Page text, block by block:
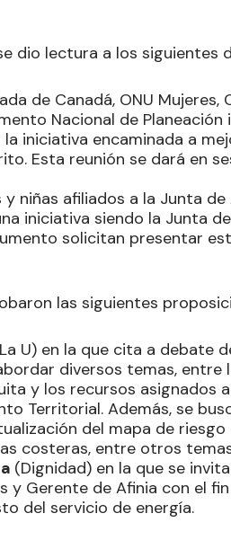
dio lectura a los siguientes
de Canadá, ONU Mujeres,
Nacional de
iniciativa encaminada a
Esta reunión se dará en
niñas afiliados a la Junta
iniciativa siendo la Junta
solicitan presentar
las siguientes
U) en la que cita a debate
diversos temas, entre
y los recursos asignados
Territorial. Además, se
del mapa de
costeras, entre otros
(Dignidad) en la que se
y Gerente de Afinia con el
del servicio de energía.